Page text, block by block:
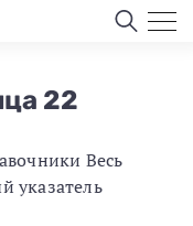
22
Весь
указатель